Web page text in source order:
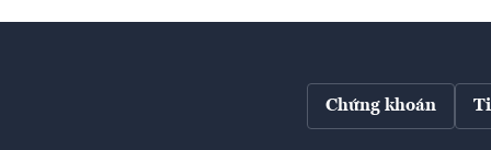
Chứng khoán